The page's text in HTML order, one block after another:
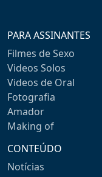
PARA ASSINANTES
Filmes de Sexo
Videos Solos
Videos de Oral
Fotografia
Amador
Making of
CONTEÚDO
Notícias